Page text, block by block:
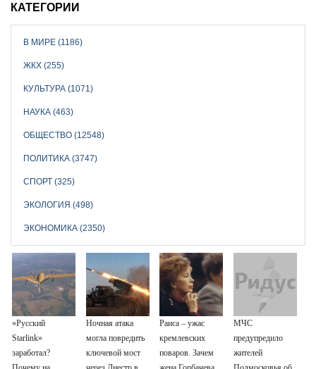
КАТЕГОРИИ
В МИРЕ (1186)
ЖКХ (255)
КУЛЬТУРА (1071)
НАУКА (463)
ОБЩЕСТВО (12548)
ПОЛИТИКА (3747)
СПОРТ (325)
ЭКОЛОГИЯ (498)
ЭКОНОМИКА (2350)
«Русский
Starlink»
заработал?
Ночная атака
могла повредить
ключевой мост
Раиса – ужас
кремлевских
поваров. Зачем
МЧС
предупредило
жителей